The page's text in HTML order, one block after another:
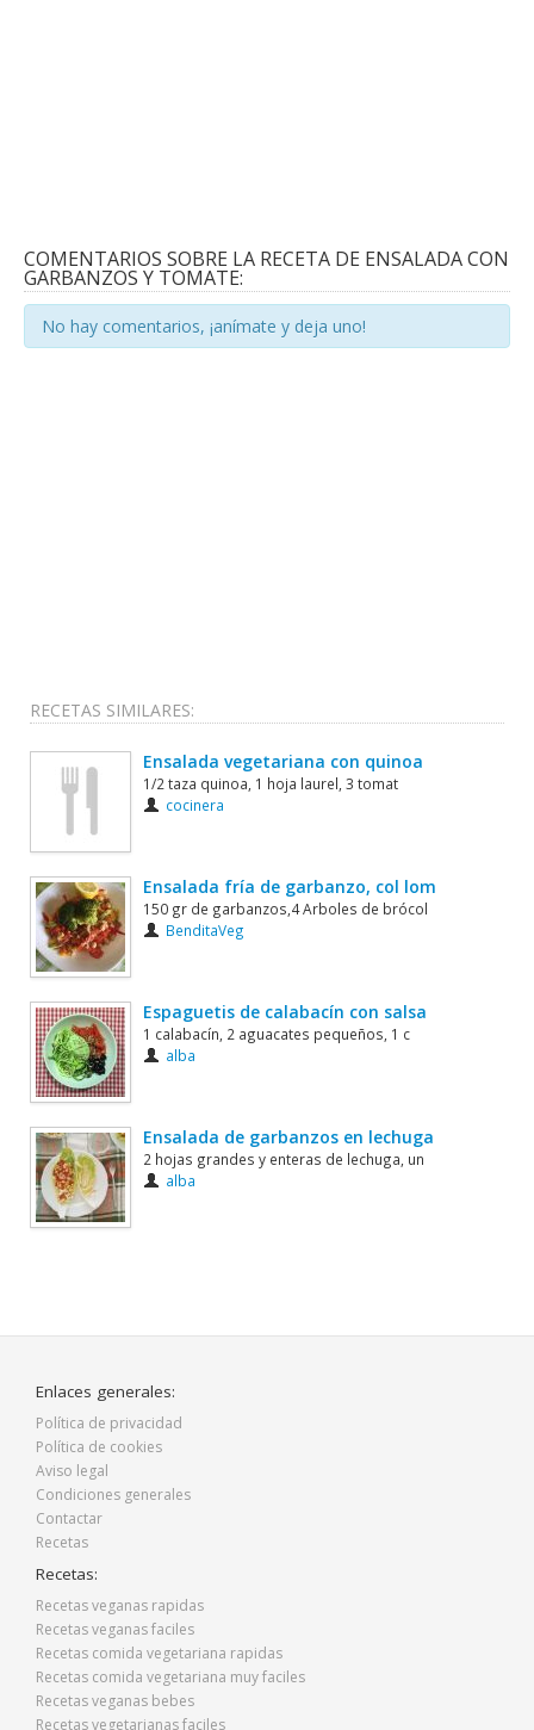
COMENTARIOS SOBRE LA RECETA DE ENSALADA CON
GARBANZOS Y TOMATE:
No hay comentarios, ¡anímate y deja uno!
RECETAS SIMILARES:
Ensalada vegetariana con quinoa
1/2 taza quinoa, 1 hoja laurel, 3 tomat
cocinera
Ensalada fría de garbanzo, col lom
150 gr de garbanzos,4 Arboles de brócol
BenditaVeg
Espaguetis de calabacín con salsa
1 calabacín, 2 aguacates pequeños, 1 c
alba
Ensalada de garbanzos en lechuga
2 hojas grandes y enteras de lechuga, un
alba
Enlaces generales:
Política de privacidad
Política de cookies
Aviso legal
Condiciones generales
Contactar
Recetas
Recetas:
Recetas veganas rapidas
Recetas veganas faciles
Recetas comida vegetariana rapidas
Recetas comida vegetariana muy faciles
Recetas veganas bebes
Recetas vegetarianas faciles